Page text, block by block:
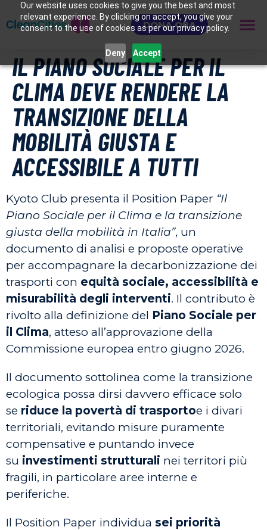
Our website uses cookies to give you the best and most
relevant experience. By clicking on accept, you give your
consent to the use of cookies as per our privacy policy.
Deny Accept
DONA ORA
IL PIANO SOCIALE PER IL
CLIMA DEVE RENDERE LA
TRANSIZIONE DELLA
MOBILITÀ GIUSTA E
ACCESSIBILE A TUTTI
Kyoto Club presenta il Position Paper “Il
Piano Sociale per il Clima e la transizione
giusta della mobilità in Italia”, un
documento di analisi e proposte operative
per accompagnare la decarbonizzazione dei
trasporti con equità sociale, accessibilità e
misurabilità degli interventi. Il contributo è
rivolto alla definizione del Piano Sociale per
il Clima, atteso all’approvazione della
Commissione europea entro giugno 2026.
Il documento sottolinea come la transizione
ecologica possa dirsi davvero efficace solo
se riduce la povertà di trasportoe i divari
territoriali, evitando misure puramente
compensative e puntando invece
su investimenti strutturali nei territori più
fragili, in particolare aree interne e
periferiche.
Il Position Paper individua sei priorità